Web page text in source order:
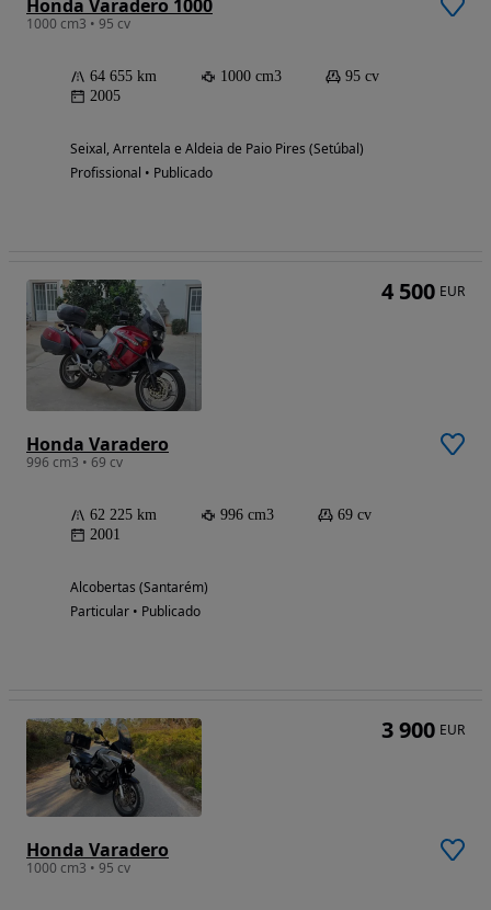
Honda Varadero 1000
1000 cm3 • 95 cv
64 655 km 1000 cm3
95 cv
2005
Seixal, Arrentela e Aldeia de Paio Pires (Setúbal)
Profissional • Publicado
Honda Varadero
996 cm3 • 69 cv
62 225 km 996 cm3
69 cv
2001
Alcobertas (Santarém)
Particular • Publicado
4 500 EUR
Honda Varadero
1000 cm3 • 95 cv
3 900 EUR